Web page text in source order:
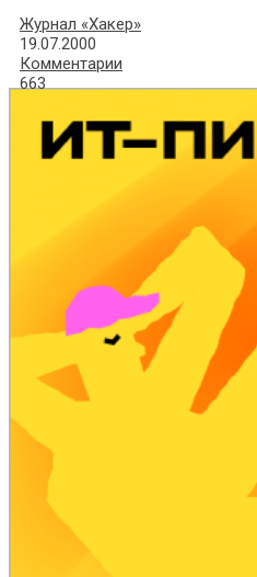
Журнал «Хакер»
19.07.2000
Комментарии
663